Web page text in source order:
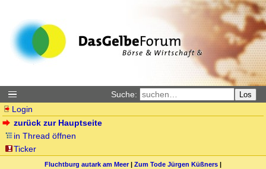
Suche: Los
Login
zurück zur Hauptseite
in Thread öffnen
Ticker
Fluchtburg autark am Meer| Zum Tode Jürgen Küßners |